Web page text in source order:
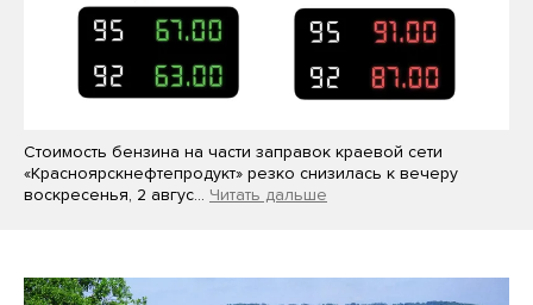
Стоимость бензина на части заправок краевой сети
«Красноярскнефтепродукт» резко снизилась к вечеру
воскресенья, 2 авгус… Читать дальше